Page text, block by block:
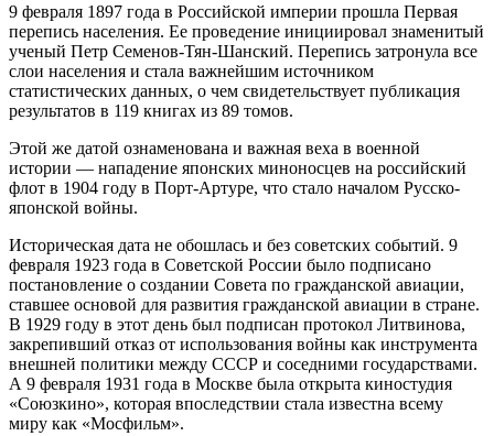
9 февраля 1897 года в Российской империи прошла Первая
перепись населения. Ее проведение инициировал знаменитый
ученый Петр Семенов-Тян-Шанский. Перепись затронула все
слои населения и стала важнейшим источником
статистических данных, о чем свидетельствует публикация
результатов в 119 книгах из 89 томов.
Этой же датой ознаменована и важная веха в военной
истории — нападение японских миноносцев на российский
флот в 1904 году в Порт-Артуре, что стало началом Русско-
японской войны.
Историческая дата не обошлась и без советских событий. 9
февраля 1923 года в Советской России было подписано
постановление о создании Совета по гражданской авиации,
ставшее основой для развития гражданской авиации в стране.
В 1929 году в этот день был подписан протокол Литвинова,
закрепивший отказ от использования войны как инструмента
внешней политики между СССР и соседними государствами.
А 9 февраля 1931 года в Москве была открыта киностудия
«Союзкино», которая впоследствии стала известна всему
миру как «Мосфильм».